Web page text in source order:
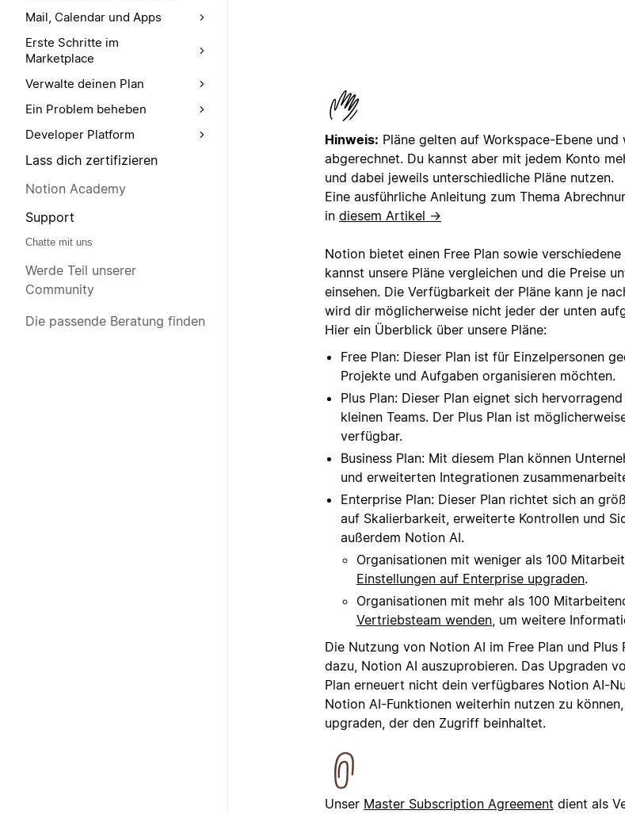
Mail, Calendar und Apps
Erste Schritte im
Marketplace
Verwalte deinen Plan
Ein Problem beheben
Developer Platform
Lass dich zertifizieren
Notion Academy
Support
Chatte mit uns
Werde Teil unserer
Community
Die passende Beratung finden
Hinweis: Pläne gelten auf Workspace-Ebene
abgerechnet. Du kannst aber mit jedem Konto
und dabei jeweils unterschiedliche Pläne nutzen.
Eine ausführliche Anleitung zum Thema
in diesem Artikel →
Notion bietet einen Free Plan sowie
kannst unsere Pläne vergleichen und die Preise
einsehen. Die Verfügbarkeit der Pläne kann je
wird dir möglicherweise nicht jeder der unten
Hier ein Überblick über unsere Pläne:
Free Plan: Dieser Plan ist für Einzelpersonen
Projekte und Aufgaben organisieren möchten.
Plus Plan: Dieser Plan eignet sich
kleinen Teams. Der Plus Plan ist
verfügbar.
Business Plan: Mit diesem Plan können
und erweiterten Integrationen
Enterprise Plan: Dieser Plan richtet sich an
auf Skalierbarkeit, erweiterte Kontrollen und
außerdem Notion AI.
Organisationen mit weniger als 100
Einstellungen auf Enterprise upgraden.
Organisationen mit mehr als 100
Vertriebsteam wenden , um weitere
Die Nutzung von Notion AI im Free Plan und
dazu, Notion AI auszuprobieren. Das Upgraden
Plan erneuert nicht dein verfügbares Notion AI-
Notion AI-Funktionen weiterhin nutzen zu
upgraden, der den Zugriff beinhaltet.
Unser Master Subscription Agreement dient als